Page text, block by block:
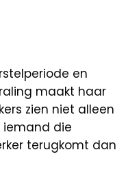
en
maakt haar
zien niet alleen
iemand die
terugkomt dan